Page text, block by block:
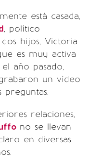
está casada,
, político
hijos, Victoria
es muy activa
año pasado,
un vídeo
preguntas.
relaciones,
no se llevan
en diversas